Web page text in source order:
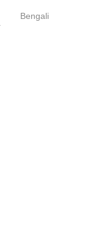
Bengali